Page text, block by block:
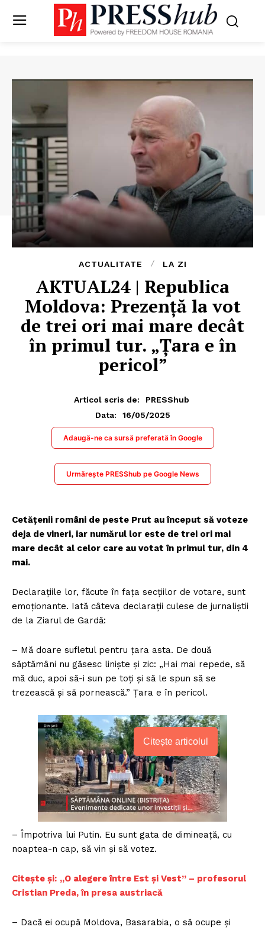
ACTUALITATE LA ZI
AKTUAL24 | Republica
Moldova: Prezență la vot
de trei ori mai mare decât
în primul tur. „Țara e în
pericol”
Articol scris de:
PRESShub
Data:
16/05/2025
Adaugă-ne ca sursă preferată în Google
Urmărește PRESShub pe Google News
Cetățenii români de peste Prut au început să voteze
deja de vineri, iar numărul lor este de trei ori mai
mare decât al celor care au votat în primul tur, din 4
mai.
Declarațiile lor, făcute în fața secțiilor de votare, sunt
emoționante. Iată câteva declarații culese de jurnaliștii
de la Ziarul de Gardă:
– Mă doare sufletul pentru țara asta. De două
săptămâni nu găsesc liniște și zic: „Hai mai repede, să
mă duc, apoi să-i sun pe toți și să le spun să se
trezească și să pornească.” Țara e în pericol.
Citește articolul
– Împotriva lui Putin. Eu sunt gata de dimineață, cu
noaptea-n cap, să vin și să votez.
Citește și: „O alegere între Est și Vest” – profesorul
Cristian Preda, în presa austriacă
– Dacă ei ocupă Moldova, Basarabia, o să ocupe și